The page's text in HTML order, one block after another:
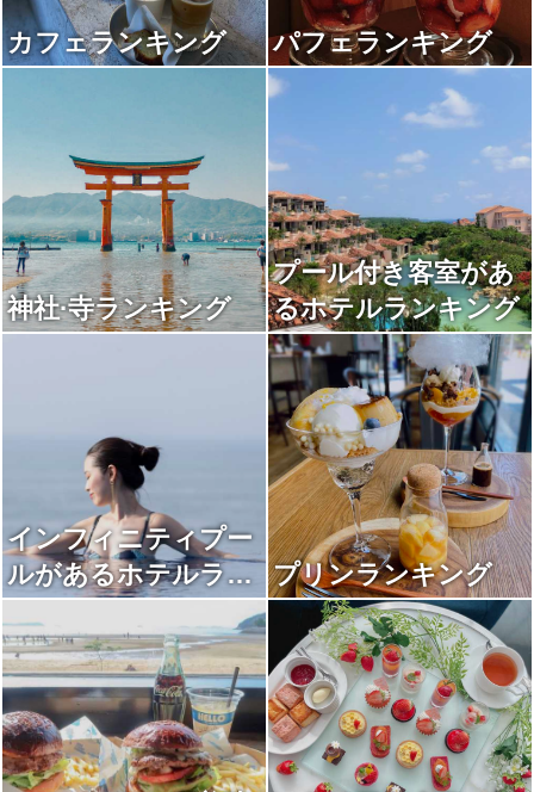
カフェランキング パフェランキング
神社·寺ランキング
プール付き客室があ
るホテルランキング
インフィニティプー
ルがあるホテルラン
キング
プリンランキング